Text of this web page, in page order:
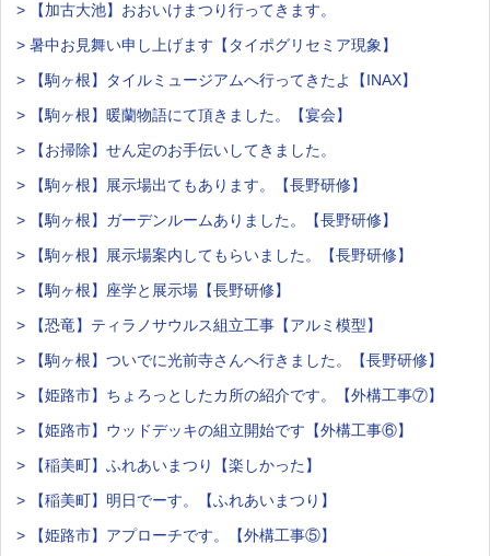
> 【加古大池】おおいけまつり行ってきます。
> 暑中お見舞い申し上げます【タイポグリセミア現象】
> 【駒ヶ根】タイルミュージアムへ行ってきたよ【INAX】
> 【駒ヶ根】暖蘭物語にて頂きました。【宴会】
> 【お掃除】せん定のお手伝いしてきました。
> 【駒ヶ根】展示場出てもあります。【長野研修】
> 【駒ヶ根】ガーデンルームありました。【長野研修】
> 【駒ヶ根】展示場案内してもらいました。【長野研修】
> 【駒ヶ根】座学と展示場【長野研修】
> 【恐竜】ティラノサウルス組立工事【アルミ模型】
> 【駒ヶ根】ついでに光前寺さんへ行きました。【長野研修】
> 【姫路市】ちょろっとしたカ所の紹介です。【外構工事⑦】
> 【姫路市】ウッドデッキの組立開始です【外構工事⑥】
> 【稲美町】ふれあいまつり【楽しかった】
> 【稲美町】明日でーす。【ふれあいまつり】
> 【姫路市】アプローチです。【外構工事⑤】